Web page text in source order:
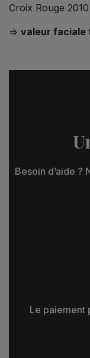
Croix Rouge 2010
=> valeur faciale
Besoin d’aide ?
Le paiement